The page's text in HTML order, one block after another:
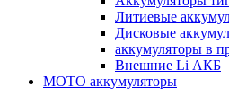
Литиевые
Дисковые
аккумуляторы в
Внешние Li АКБ
МОТО аккумуляторы